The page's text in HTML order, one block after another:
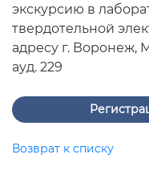
экскурсию в
твердотельной
адресу г. Воронеж,
ауд. 229
Возврат к списку